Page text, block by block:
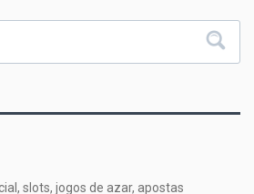
slots, jogos de azar, apostas